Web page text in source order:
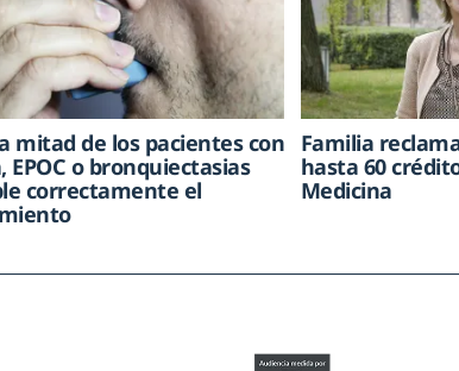
mitad de los pacientes con
EPOC o bronquiectasias
correctamente el
Familia
hasta 60
Medicina